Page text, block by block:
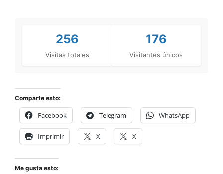
256
Visitas totales
176
Visitantes únicos
Comparte esto:
Facebook Telegram WhatsApp
Imprimir X X
Me gusta esto: